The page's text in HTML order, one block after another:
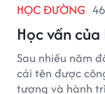
HỌC ĐƯỜNG
Học vấn
Sau nhiều năm
cái tên được
tượng và hành